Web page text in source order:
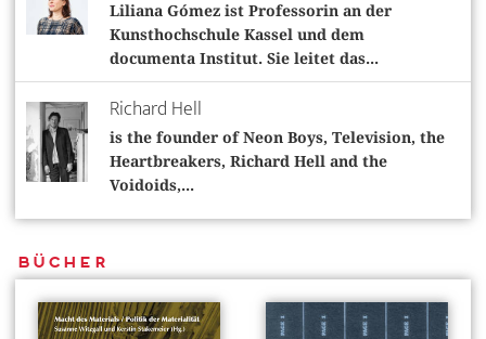
Liliana Gómez ist Professorin an der
Kunsthochschule Kassel und dem
documenta Institut. Sie leitet das...
Richard Hell
is the founder of Neon Boys, Television, the
Heartbreakers, Richard Hell and the
Voidoids,...
Bücher